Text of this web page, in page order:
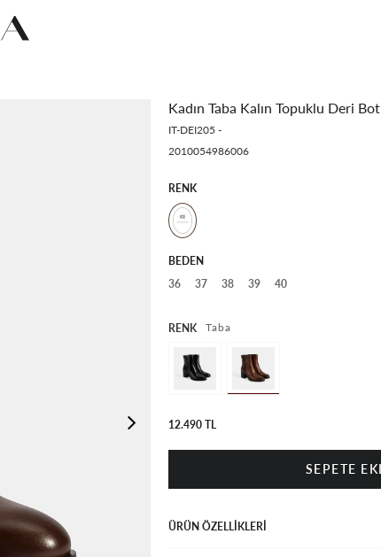
Kadın Taba Kalın Topuklu Deri Bot
IT-DEI205 -
2010054986006
RENK
BEDEN
36
37 38 39 40
RENK Taba
12.490 TL
ÜRÜN ÖZELLIKLERI